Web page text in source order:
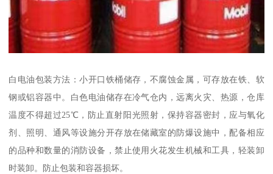
白电油包装方法：小开口铁桶储存，不腐蚀金属，可存放在铁、软
钢或铝容器中。白色电油储存在冷气仓内，远离火灾、热源，仓库
温度不得超过25℃，防止直射阳光照射，保持容器密封，应与氧化
剂、照明、通风等设施分开存放在储藏室的防爆设施中，配备相应
的品种和数量的消防设备，禁止使用火花发生机械和工具，轻装卸
时装卸。防止包装和容器损坏。